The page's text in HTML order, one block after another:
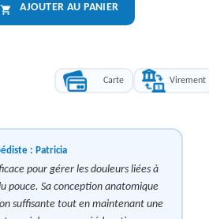
 AJOUTER AU PANIER
Carte Virement
: Patricia
pour gérer les douleurs liées à
pouce. Sa conception anatomique
suffisante tout en maintenant une